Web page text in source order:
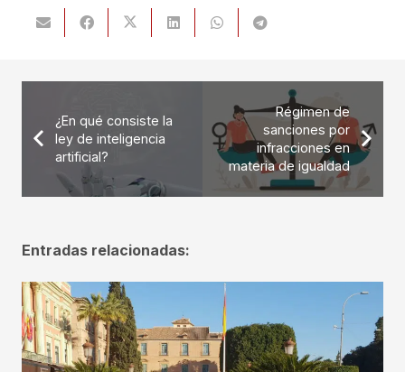
¿En qué consiste la
ley de inteligencia
artificial?
Régimen de
sanciones por
infracciones en
materia de igualdad
Entradas relacionadas: